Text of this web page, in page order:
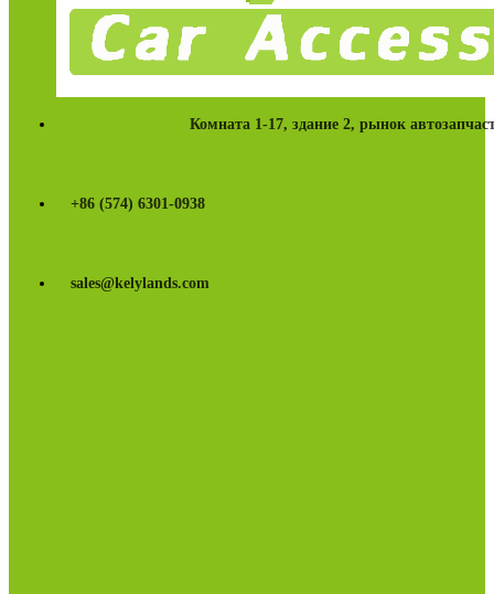
Комната 1-17, здание 2, рынок
+86 (574) 6301-0938
sales@kelylands.com